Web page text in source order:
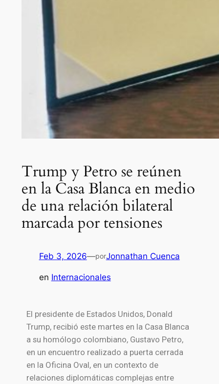
Trump y Petro se reúnen
en la Casa Blanca en medio
de una relación bilateral
marcada por tensiones
Feb 3, 2026—porJonnathan Cuenca
en Internacionales
El presidente de Estados Unidos, Donald
Trump, recibió este martes en la Casa Blanca
a su homólogo colombiano, Gustavo Petro,
en un encuentro realizado a puerta cerrada
en la Oficina Oval, en un contexto de
relaciones diplomáticas complejas entre